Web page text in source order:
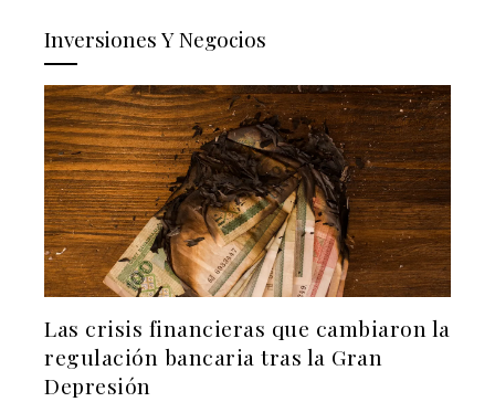
Inversiones Y Negocios
Las crisis financieras que cambiaron la
regulación bancaria tras la Gran
Depresión